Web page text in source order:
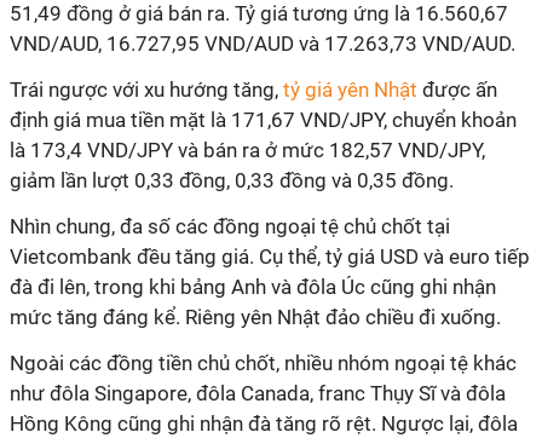
51,49 đồng ở giá bán ra. Tỷ giá tương ứng là 16.560,67
VND/AUD, 16.727,95 VND/AUD và 17.263,73 VND/AUD.
Trái ngược với xu hướng tăng, tỷ giá yên Nhật được ấn
định giá mua tiền mặt là 171,67 VND/JPY, chuyển khoản
là 173,4 VND/JPY và bán ra ở mức 182,57 VND/JPY,
giảm lần lượt 0,33 đồng, 0,33 đồng và 0,35 đồng.
Nhìn chung, đa số các đồng ngoại tệ chủ chốt tại
Vietcombank đều tăng giá. Cụ thể, tỷ giá USD và euro tiếp
đà đi lên, trong khi bảng Anh và đôla Úc cũng ghi nhận
mức tăng đáng kể. Riêng yên Nhật đảo chiều đi xuống.
Ngoài các đồng tiền chủ chốt, nhiều nhóm ngoại tệ khác
như đôla Singapore, đôla Canada, franc Thụy Sĩ và đôla
Hồng Kông cũng ghi nhận đà tăng rõ rệt. Ngược lại, đôla